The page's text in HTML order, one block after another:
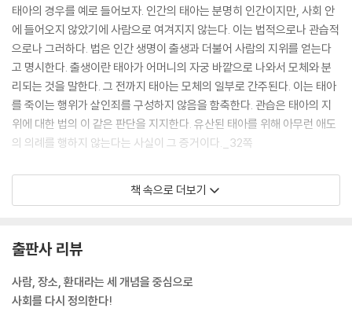
태아의 경우를 예로 들어보자. 인간의 태아는 분명히 인간이지만, 사회 안
에 들어오지 않았기에 사람으로 여겨지지 않는다. 이는 법적으로나 관습적
으로나 그러하다. 법은 인간 생명이 출생과 더불어 사람의 지위를 얻는다
고 명시한다. 출생이란 태아가 어머니의 자궁 바깥으로 나와서 모체와 분
리되는 것을 말한다. 그 전까지 태아는 모체의 일부로 간주된다. 이는 태아
를 죽이는 행위가 살인죄를 구성하지 않음을 함축한다. 관습은 태아의 지
위에 대한 법의 이 같은 판단을 지지한다. 유산된 태아를 위해 아무런 애도
의 의례를 행하지 않는다는 사실이 그 증거이다._32쪽
현대의 사형제도는 이와 대조적으로, 범죄자를 격리된 장소로 끌고 가서
소수의 입회인이 지켜보는 가운데 조용히 안락사시키는 방법을 택한다. 범
고통은 어떤 상징적인 가치도 갖지 않으며, 그에 대한 마지막 배려 역시 ‘동
물 복지’를 논할 때와 유사하게, 불필요한 고통을 줄이는 문제에 집중된다.
_54쪽
책 속으로 더보기
출판사 리뷰
사람, 장소, 환대라는 세 개념을 중심으로
사회를 다시 정의한다!